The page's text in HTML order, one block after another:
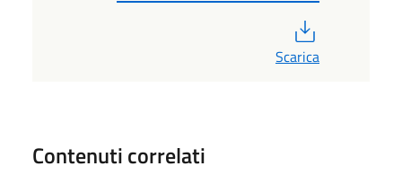
Scarica
Contenuti correlati